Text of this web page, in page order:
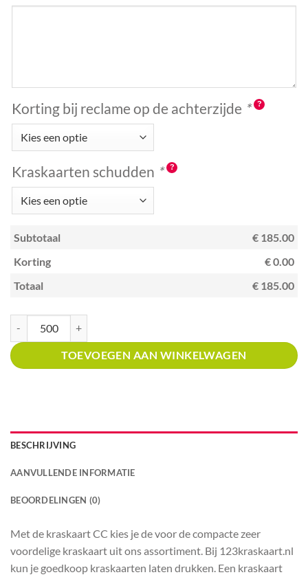
Korting bij reclame op de achterzijde *
Kraskaarten schudden *
Subtotaal
€ 185.00
Korting
€ 0.00
Totaal
€ 185.00
TOEVOEGEN AAN WINKELWAGEN
BESCHRIJVING
AANVULLENDE INFORMATIE
BEOORDELINGEN (0)
Met de kraskaart CC kies je de voor de compacte zeer
voordelige kraskaart uit ons assortiment. Bij 123kraskaart.nl
kun je goedkoop kraskaarten laten drukken. Een kraskaart